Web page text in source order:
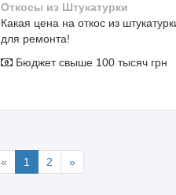
Откосы из Штукатурки
Какая цена на откос из
для ремонта!
Бюджет свыше 100 тысяч грн
« 1 2 »